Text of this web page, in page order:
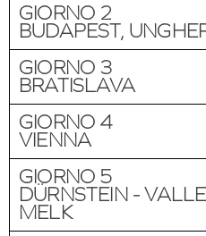
GIORNO 2
BUDAPEST,
GIORNO 3
BRATISLAVA
GIORNO 4
VIENNA
GIORNO 5
DÜRNSTEIN -
MELK